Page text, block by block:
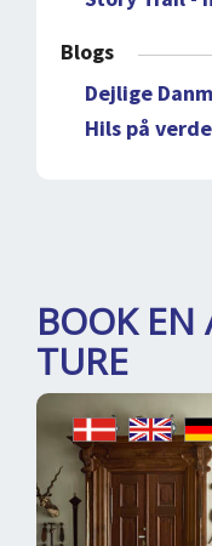
Blogs
Dejlige
Hils på
BOOK EN
TURE